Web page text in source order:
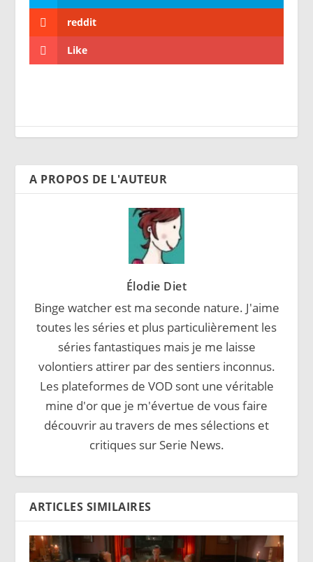
reddit
Like
A PROPOS DE L'AUTEUR
Élodie Diet
Binge watcher est ma seconde nature. J'aime
toutes les séries et plus particulièrement les
séries fantastiques mais je me laisse
volontiers attirer par des sentiers inconnus.
Les plateformes de VOD sont une véritable
mine d'or que je m'évertue de vous faire
découvrir au travers de mes sélections et
critiques sur Serie News.
ARTICLES SIMILAIRES